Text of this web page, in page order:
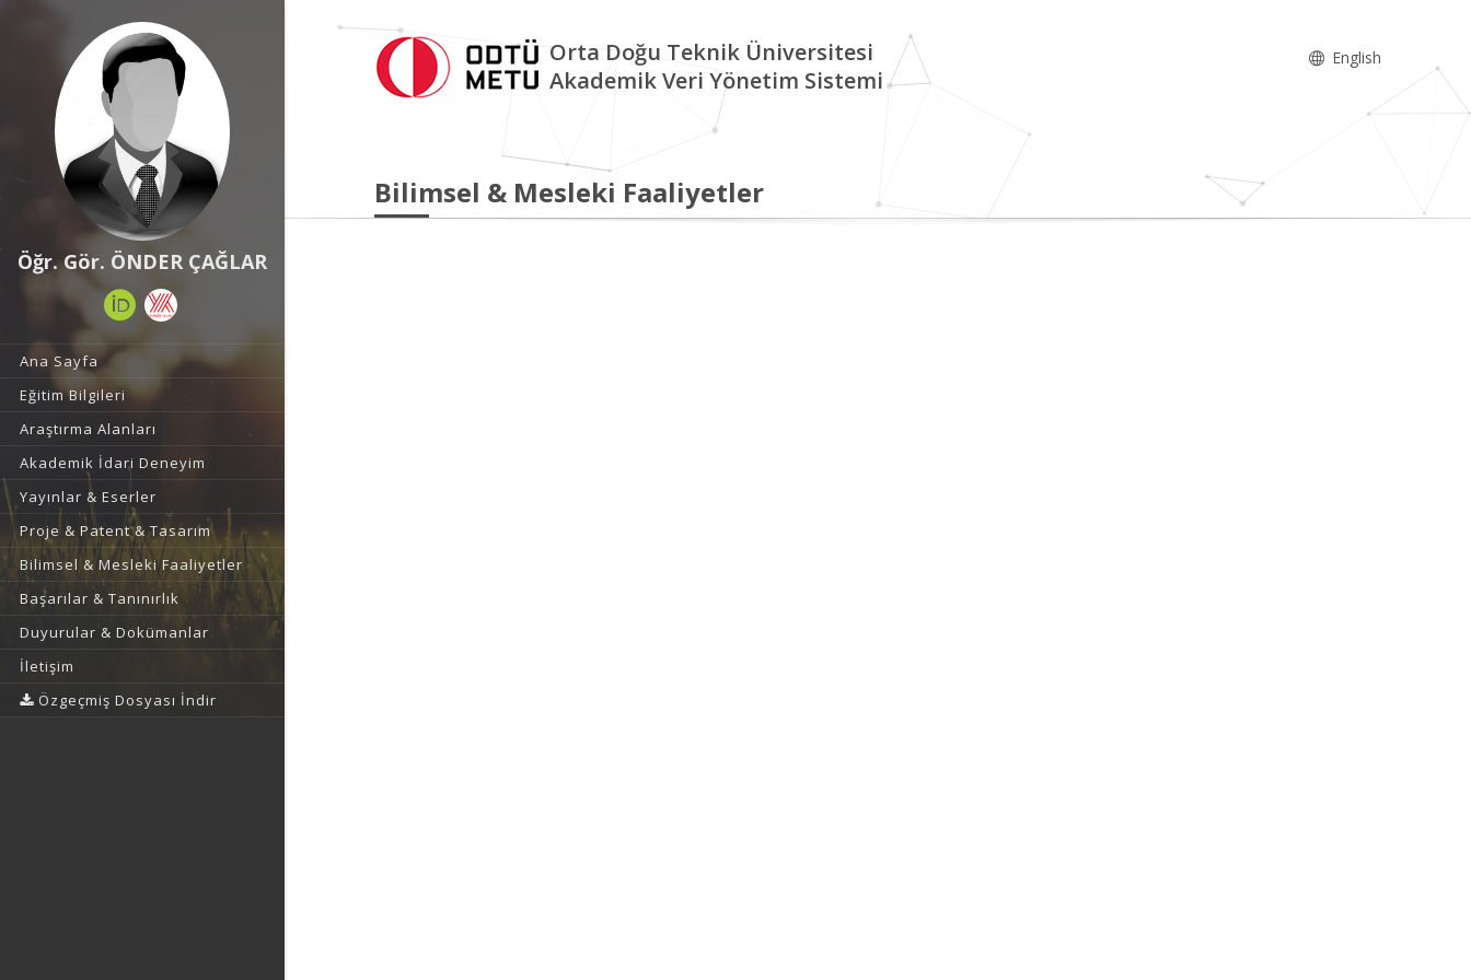
Öğr. Gör. ÖNDER ÇAĞLAR
Ana Sayfa
Eğitim Bilgileri
Araştırma Alanları
Akademik İdari Deneyim
Yayınlar & Eserler
Proje & Patent & Tasarım
Bilimsel & Mesleki Faaliyetler
Başarılar & Tanınırlık
Duyurular & Dokümanlar
İletişim
Özgeçmiş Dosyası İndir
Orta Doğu Teknik Üniversitesi
Akademik Veri Yönetim Sistemi
English
Bilimsel & Mesleki Faaliyetler